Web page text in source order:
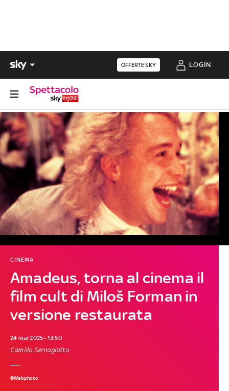
OFFERTE SKY LOGIN
Amadeus, torna al cinema il
film cult di Miloš Forman in
versione restaurata
CINEMA
24 mar 2025 - 13:50
Camilla Sernagiotto
©Webphoto